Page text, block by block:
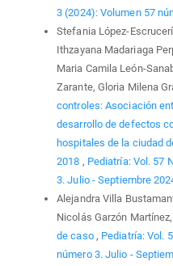
3 (2024): Volumen 57
Stefania López-
Ithzayana Madariaga
Maria Camila León-
Zarante, Gloria Milena
controles: Asociación
desarrollo de defectos
hospitales de la ciudad
2018 , Pediatría: Vol. 57
3. Julio - Septiembre
Alejandra Villa
Nicolás Garzón Martínez,
de caso , Pediatría: Vol.
número 3. Julio -